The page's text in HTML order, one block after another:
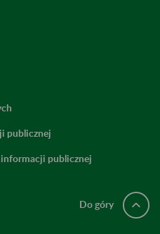
publicznej
publicznej
Do góry